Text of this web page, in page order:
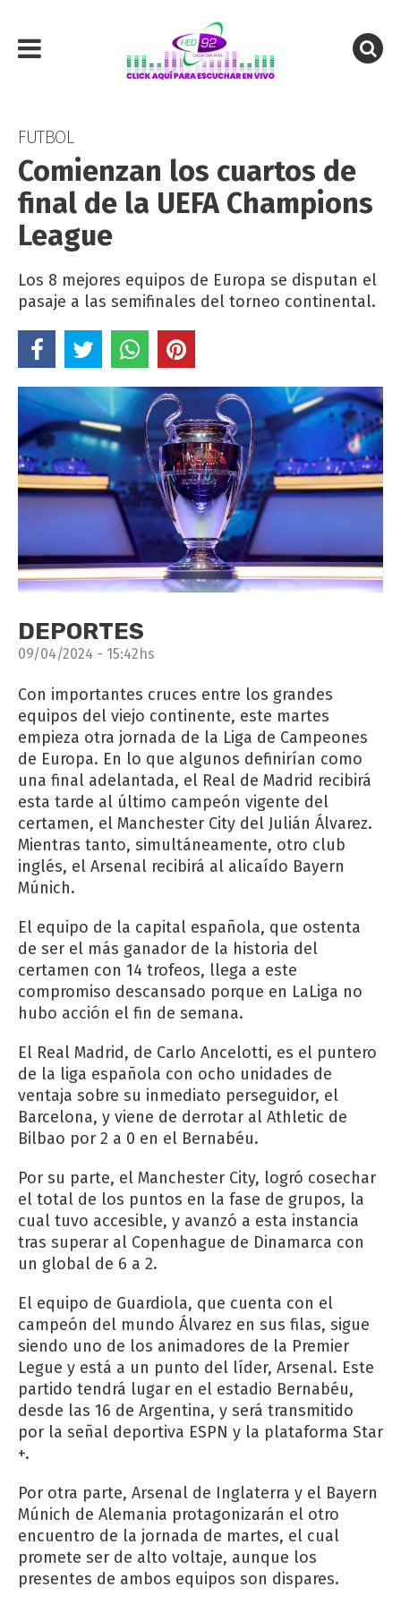
FUTBOL
Comienzan los cuartos de
final de la UEFA Champions
League
Los 8 mejores equipos de Europa se disputan el
pasaje a las semifinales del torneo continental.
DEPORTES
09/04/2024 - 15:42hs
Con importantes cruces entre los grandes
equipos del viejo continente, este martes
empieza otra jornada de la Liga de Campeones
de Europa. En lo que algunos definirían como
una final adelantada, el Real de Madrid recibirá
esta tarde al último campeón vigente del
certamen, el Manchester City del Julián Álvarez.
Mientras tanto, simultáneamente, otro club
inglés, el Arsenal recibirá al alicaído Bayern
Múnich.
El equipo de la capital española, que ostenta
de ser el más ganador de la historia del
certamen con 14 trofeos, llega a este
compromiso descansado porque en LaLiga no
hubo acción el fin de semana.
El Real Madrid, de Carlo Ancelotti, es el puntero
de la liga española con ocho unidades de
ventaja sobre su inmediato perseguidor, el
Barcelona, y viene de derrotar al Athletic de
Bilbao por 2 a 0 en el Bernabéu.
Por su parte, el Manchester City, logró cosechar
el total de los puntos en la fase de grupos, la
cual tuvo accesible, y avanzó a esta instancia
tras superar al Copenhague de Dinamarca con
un global de 6 a 2.
El equipo de Guardiola, que cuenta con el
campeón del mundo Álvarez en sus filas, sigue
siendo uno de los animadores de la Premier
Legue y está a un punto del líder, Arsenal. Este
partido tendrá lugar en el estadio Bernabéu,
desde las 16 de Argentina, y será transmitido
por la señal deportiva ESPN y la plataforma Star
+.
Por otra parte, Arsenal de Inglaterra y el Bayern
Múnich de Alemania protagonizarán el otro
encuentro de la jornada de martes, el cual
promete ser de alto voltaje, aunque los
presentes de ambos equipos son dispares.